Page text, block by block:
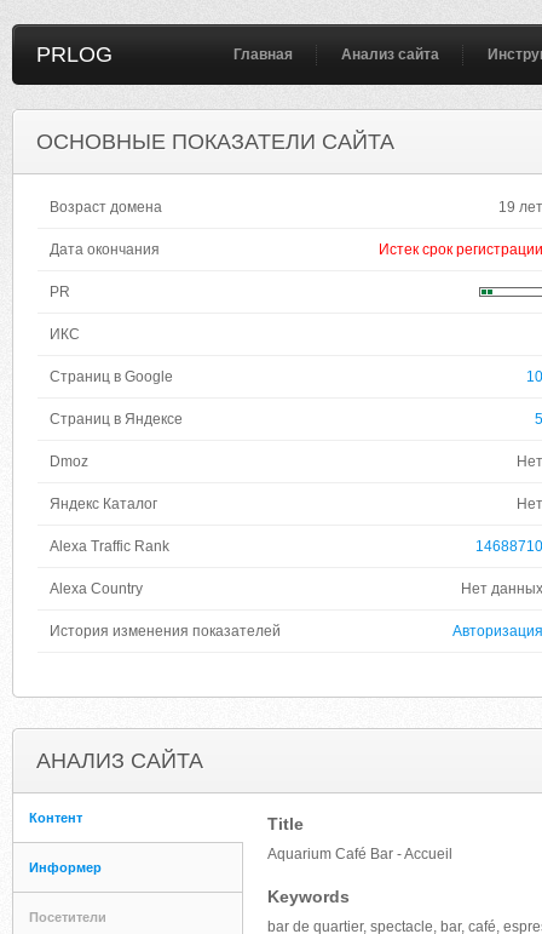
PRLOG Главная Анализ сайта
ОСНОВНЫЕ ПОКАЗАТЕЛИ САЙТА
Возраст домена 19 лет
Дата окончания Истек срок регистрации
PR
ИКС
Страниц в Google 10
Страниц в Яндексе 5
Dmoz Нет
Яндекс Каталог Нет
Alexa Traffic Rank 14688710
Alexa Country Нет данных
История изменения показателей Авторизация
АНАЛИЗ САЙТА
Контент
Информер
Посетители
Title
Aquarium Café Bar - Accueil
Keywords
bar de quartier, spectacle, bar, café,